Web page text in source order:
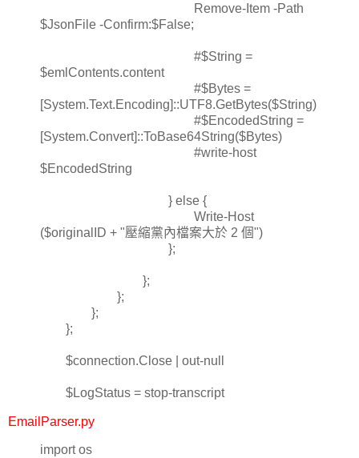
Remove-Item -Path
$JsonFile -Confirm:$False;
#$String =
$emlContents.content
#$Bytes =
[System.Text.Encoding]::UTF8.GetBytes($String)
#$EncodedString =
[System.Convert]::ToBase64String($Bytes)
#write-host
$EncodedString
} else {
Write-Host
($originalID + "壓縮黨內檔案大於 2 個")
};
};
};
};
};
$connection.Close | out-null
$LogStatus = stop-transcript
EmailParser.py
import os